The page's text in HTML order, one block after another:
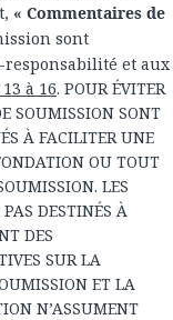
« Commentaires de
sont
responsabilité et aux
à 16. POUR ÉVITER
SOUMISSION SONT
À FACILITER UNE
OU TOUT
LES
DESTINÉS À
DES
SUR LA
ET LA
N’ASSUMENT